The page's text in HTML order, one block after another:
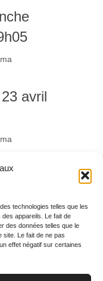
technologies telles que les
appareils. Le fait de
des données telles que le
site. Le fait de ne pas
effet négatif sur certaines
avril